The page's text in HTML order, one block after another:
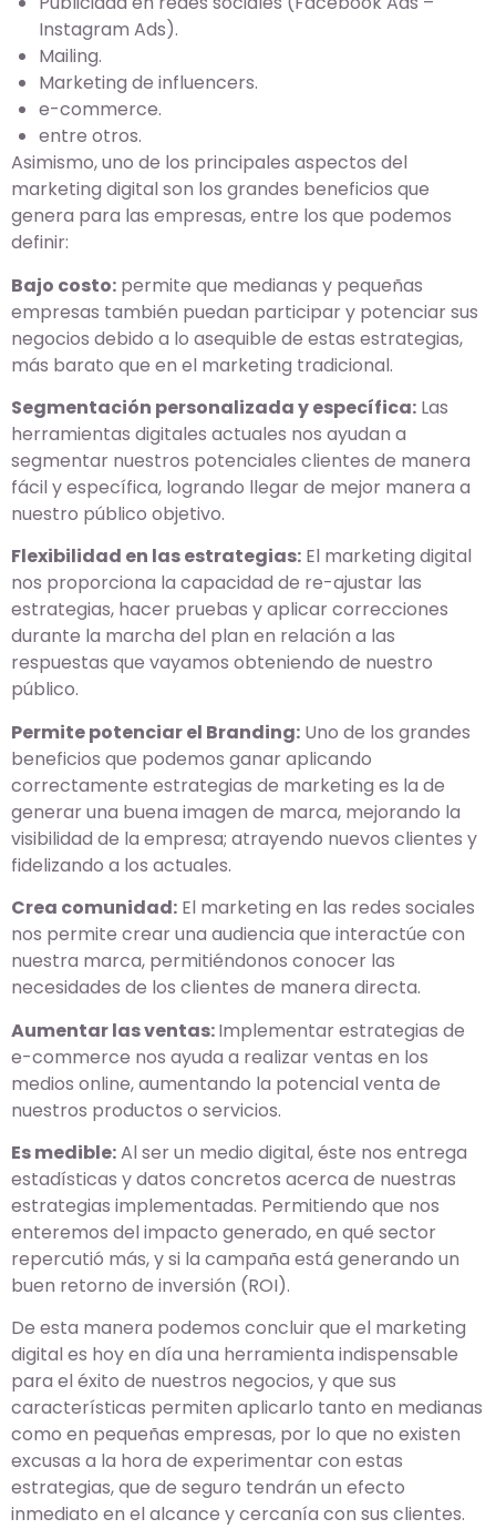
Instagram Ads).
Mailing.
Marketing de influencers.
e-commerce.
entre otros.
Asimismo, uno de los principales aspectos del
marketing digital son los grandes beneficios que
genera para las empresas, entre los que podemos
definir:
Bajo costo: permite que medianas y pequeñas
empresas también puedan participar y potenciar sus
negocios debido a lo asequible de estas estrategias,
más barato que en el marketing tradicional.
Segmentación personalizada y específica: Las
herramientas digitales actuales nos ayudan a
segmentar nuestros potenciales clientes de manera
fácil y específica, logrando llegar de mejor manera a
nuestro público objetivo.
Flexibilidad en las estrategias: El marketing digital
nos proporciona la capacidad de re-ajustar las
estrategias, hacer pruebas y aplicar correcciones
durante la marcha del plan en relación a las
respuestas que vayamos obteniendo de nuestro
público.
Permite potenciar el Branding: Uno de los grandes
beneficios que podemos ganar aplicando
correctamente estrategias de marketing es la de
generar una buena imagen de marca, mejorando la
visibilidad de la empresa; atrayendo nuevos clientes y
fidelizando a los actuales.
Crea comunidad: El marketing en las redes sociales
nos permite crear una audiencia que interactúe con
nuestra marca, permitiéndonos conocer las
necesidades de los clientes de manera directa.
Aumentar las ventas:Implementar estrategias de
e-commerce nos ayuda a realizar ventas en los
medios online, aumentando la potencial venta de
nuestros productos o servicios.
Es medible:Al ser un medio digital, éste nos entrega
estadísticas y datos concretos acerca de nuestras
estrategias implementadas. Permitiendo que nos
enteremos del impacto generado, en qué sector
repercutió más, y si la campaña está generando un
buen retorno de inversión (ROI).
De esta manera podemos concluir que el marketing
digital es hoy en día una herramienta indispensable
para el éxito de nuestros negocios, y que sus
características permiten aplicarlo tanto en medianas
como en pequeñas empresas, por lo que no existen
excusas a la hora de experimentar con estas
estrategias, que de seguro tendrán un efecto
inmediato en el alcance y cercanía con sus clientes.